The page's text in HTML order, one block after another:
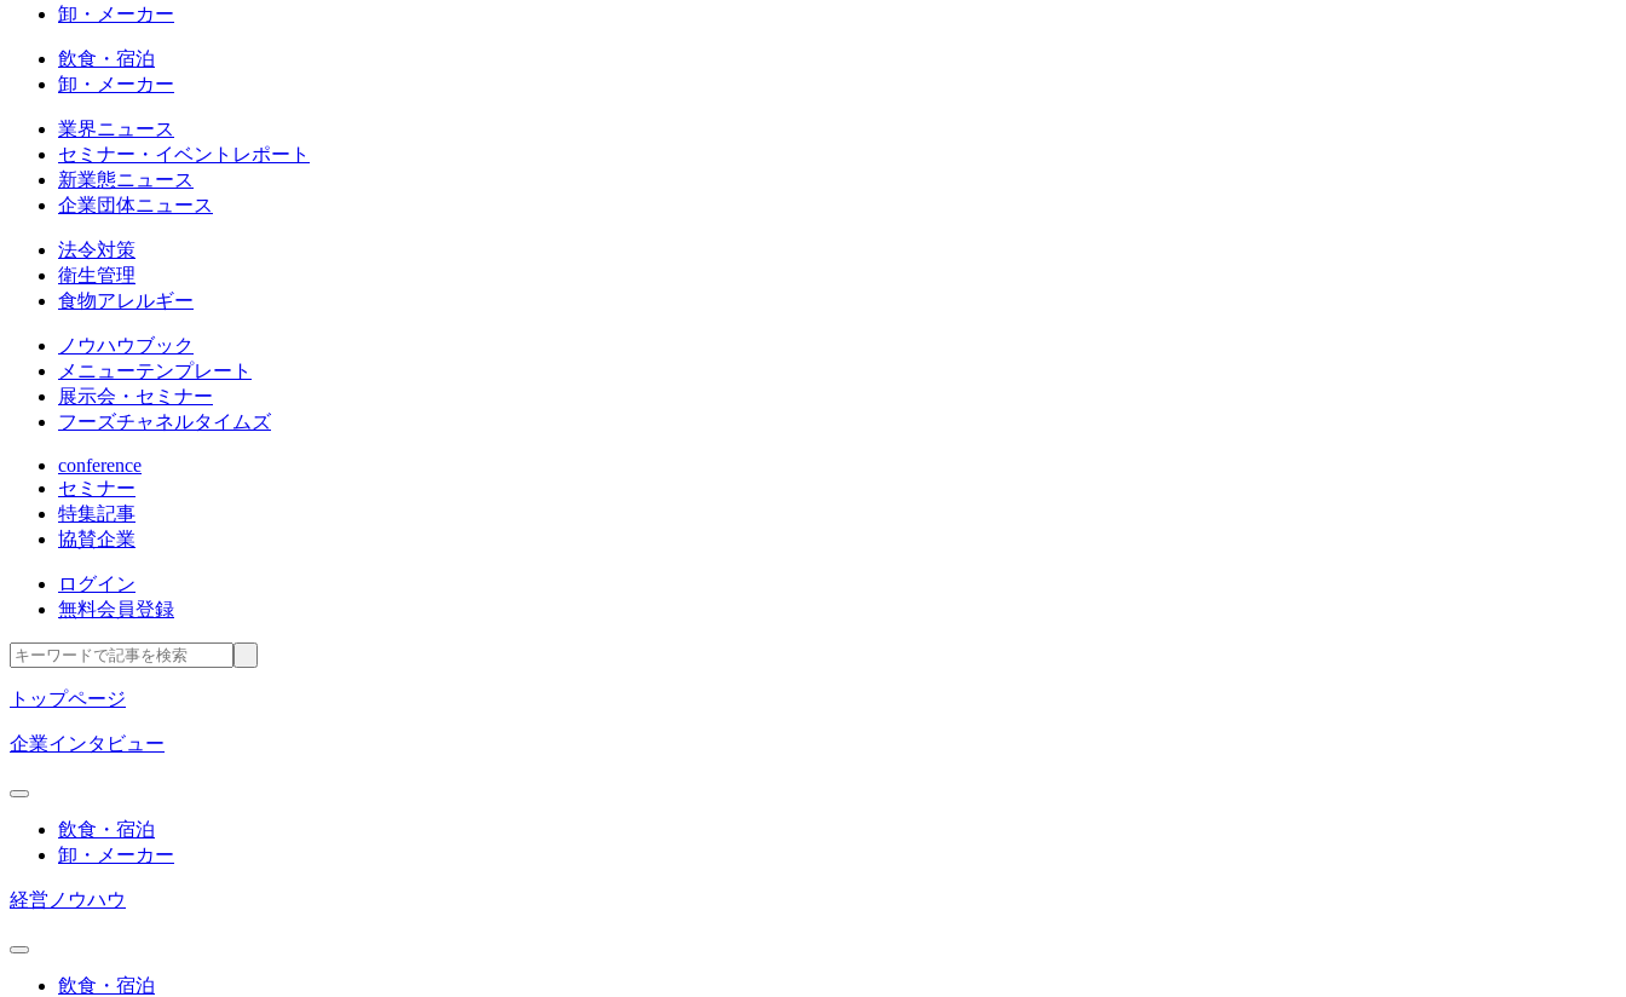
卸・メーカー
飲食・宿泊
卸・メーカー
業界ニュース
セミナー・イベントレポート
新業態ニュース
企業団体ニュース
法令対策
衛生管理
食物アレルギー
ノウハウブック
メニューテンプレート
展示会・セミナー
フーズチャネルタイムズ
conference
セミナー
特集記事
協賛企業
ログイン
無料会員登録
トップページ
企業インタビュー
飲食・宿泊
卸・メーカー
経営ノウハウ
飲食・宿泊